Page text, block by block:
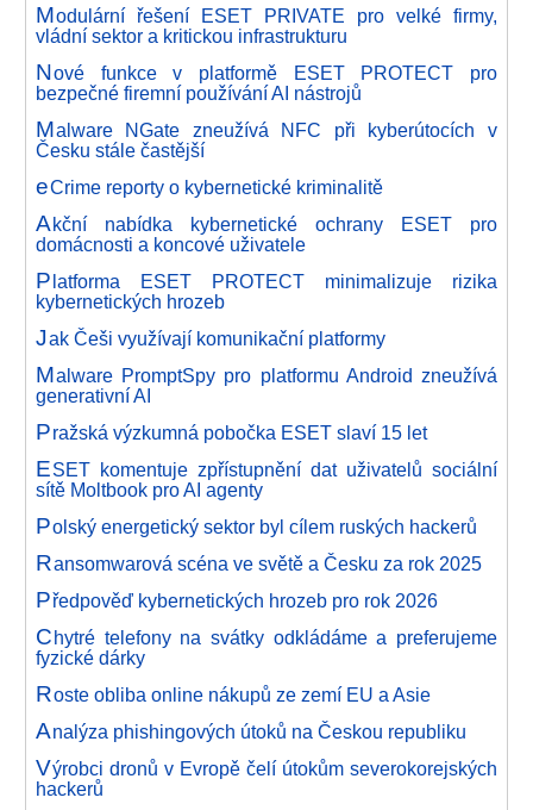
Modulární řešení ESET PRIVATE pro velké firmy,
vládní sektor a kritickou infrastrukturu
Nové funkce v platformě ESET PROTECT pro
bezpečné firemní používání AI nástrojů
Malware NGate zneužívá NFC při kyberútocích v
Česku stále častější
eCrime reporty o kybernetické kriminalitě
Akční nabídka kybernetické ochrany ESET pro
domácnosti a koncové uživatele
Platforma ESET PROTECT minimalizuje rizika
kybernetických hrozeb
Jak Češi využívají komunikační platformy
Malware PromptSpy pro platformu Android zneužívá
generativní AI
Pražská výzkumná pobočka ESET slaví 15 let
ESET komentuje zpřístupnění dat uživatelů sociální
sítě Moltbook pro AI agenty
Polský energetický sektor byl cílem ruských hackerů
Ransomwarová scéna ve světě a Česku za rok 2025
Předpověď kybernetických hrozeb pro rok 2026
Chytré telefony na svátky odkládáme a preferujeme
fyzické dárky
Roste obliba online nákupů ze zemí EU a Asie
Analýza phishingových útoků na Českou republiku
Výrobci dronů v Evropě čelí útokům severokorejských
hackerů